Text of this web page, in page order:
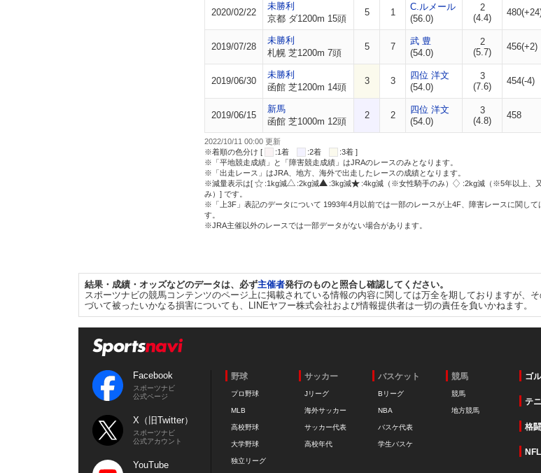
2020/02/22
未勝利
京都 ダ1200m 15頭
5 1
C.ルメール
(56.0)
2
(4.4)
2019/07/28
未勝利
札幌 芝1200m 7頭
5 7
武 豊
(54.0)
2
(5.7)
456(+2)
2019/06/30
未勝利
函館 芝1200m 14頭
3 3
四位 洋文
(54.0)
3
(7.6)
454(-4)
2019/06/15
新馬
函館 芝1000m 12頭
2 2
四位 洋文
(54.0)
3
(4.8)
458
2022/10/11 00:00 更新
※着順の色分け [
:1着 :2着
:3着 ]
※「平地競走成績」と「障害競走成績」はJRAのレースのみとなります。
※「出走レース」はJRA、地方、海外で出走したレースの成績となります。
※減量表示は[
:1kg減 :2kg減 :3kg減 :4kg減（※女性騎手のみ）
:2kg減（※5年以上、
み）] です。
※「上3F」表記のデータについて 1993年4月以前では一部のレースが上4F、障害レースに関し
す。
※JRA主催以外のレースでは一部データがない場合があります。
結果・成績・オッズなどのデータは、必ず主催者発行のものと照合し確認してください。
スポーツナビの競馬コンテンツのページ上に掲載されている情報の内容に関しては万全を期しておりますが、
づいて被ったいかなる損害についても、LINEヤフー株式会社および情報提供者は一切の責任を負いかねます。
Facebook
スポーツナビ
公式ページ
X（旧Twitter）
スポーツナビ
公式アカウント
YouTube
野球
プロ野球
MLB
高校野球
大学野球
独立リーグ
サッカー
Jリーグ
海外サッカー
サッカー代表
高校年代
バスケット
Bリーグ
NBA
バスケ代表
学生バスケ
競馬
競馬
地方競馬
ゴ
テ
格
NFL